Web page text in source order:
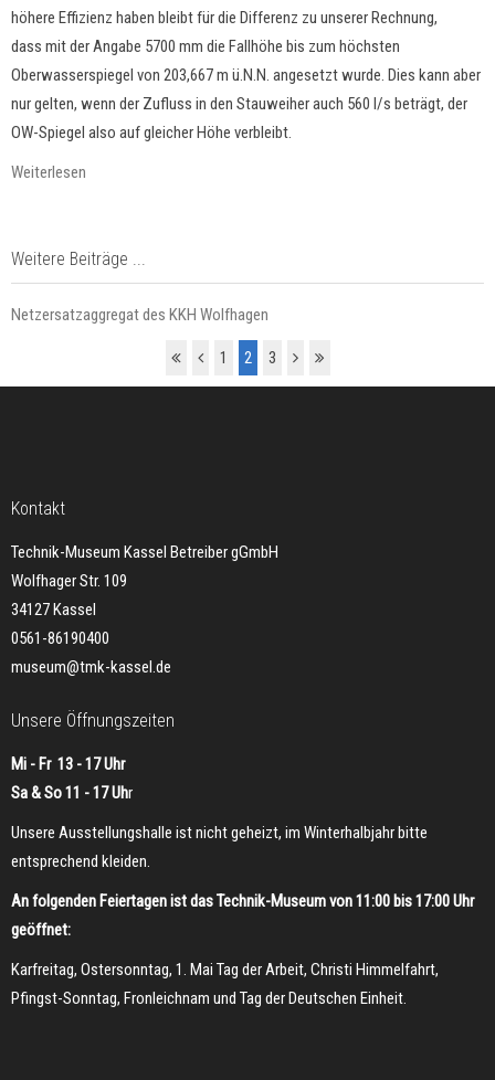
höhere Effizienz haben bleibt für die Differenz zu unserer Rechnung,
dass mit der Angabe 5700 mm die Fallhöhe bis zum höchsten
Oberwasserspiegel von 203,667 m ü.N.N. angesetzt wurde. Dies kann aber
nur gelten, wenn der Zufluss in den Stauweiher auch 560 l/s beträgt, der
OW-Spiegel also auf gleicher Höhe verbleibt.
Weiterlesen
Weitere Beiträge ...
Netzersatzaggregat des KKH Wolfhagen
1 2 3
Kontakt
Technik-Museum Kassel Betreiber gGmbH
Wolfhager Str. 109
34127 Kassel
0561-86190400
museum@tmk-kassel.de
Unsere Öffnungszeiten
Mi - Fr 13 - 17 Uhr
Sa & So 11 - 17 Uhr
Unsere Ausstellungshalle ist nicht geheizt, im Winterhalbjahr bitte
entsprechend kleiden.
An folgenden Feiertagen ist das Technik-Museum von 11:00 bis 17:00 Uhr
geöffnet:
Karfreitag, Ostersonntag, 1. Mai Tag der Arbeit, Christi Himmelfahrt,
Pfingst-Sonntag, Fronleichnam und Tag der Deutschen Einheit.